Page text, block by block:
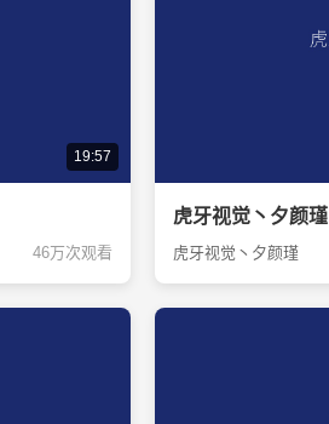
19:57
46万次观看
虎牙视觉丶夕颜瑾
虎牙视觉丶夕颜瑾